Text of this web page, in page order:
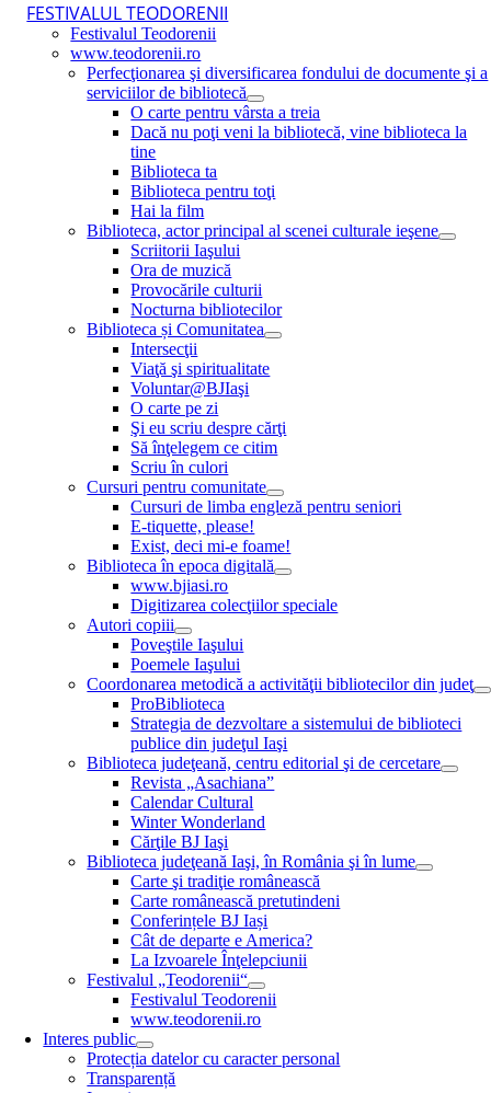
FESTIVALUL TEODORENII
Festivalul Teodorenii
www.teodorenii.ro
Perfecţionarea şi diversificarea fondului de documente şi a
serviciilor de bibliotecă
O carte pentru vârsta a treia
Dacă nu poţi veni la bibliotecă, vine biblioteca la
tine
Biblioteca ta
Biblioteca pentru toţi
Hai la film
Biblioteca, actor principal al scenei culturale ieşene
Scriitorii Iaşului
Ora de muzică
Provocările culturii
Nocturna bibliotecilor
Biblioteca și Comunitatea
Intersecţii
Viaţă şi spiritualitate
Voluntar@BJIaşi
O carte pe zi
Şi eu scriu despre cărţi
Să înţelegem ce citim
Scriu în culori
Cursuri pentru comunitate
Cursuri de limba engleză pentru seniori
E-tiquette, please!
Exist, deci mi-e foame!
Biblioteca în epoca digitală
www.bjiasi.ro
Digitizarea colecţiilor speciale
Autori copiii
Poveştile Iaşului
Poemele Iaşului
Coordonarea metodică a activităţii bibliotecilor din judeţ
ProBiblioteca
Strategia de dezvoltare a sistemului de biblioteci
publice din judeţul Iaşi
Biblioteca judeţeană, centru editorial şi de cercetare
Revista „Asachiana”
Calendar Cultural
Winter Wonderland
Cărţile BJ Iaşi
Biblioteca judeţeană Iaşi, în România şi în lume
Carte şi tradiţie românească
Carte românească pretutindeni
Conferințele BJ Iași
Cât de departe e America?
La Izvoarele Înţelepciunii
Festivalul „Teodorenii“
Festivalul Teodorenii
www.teodorenii.ro
Interes public
Protecția datelor cu caracter personal
Transparență